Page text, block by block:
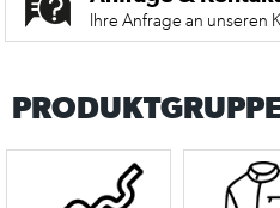
Ersatzteilsuche
Ihre Anfrage an unseren